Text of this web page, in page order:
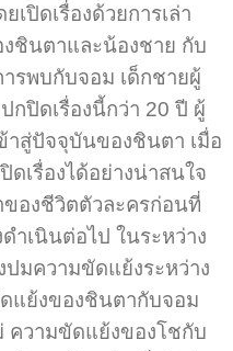
ดเรื่องด้วยการเล่า
งชินตาและน้องชาย กับ
รพบกับจอม เด็กชายผู้
กปิดเรื่องนี้กว่า 20 ปี ผู้
าสู่ปัจจุบันของชินตา เมื่อ
ดเรื่องได้อย่างน่าสนใจ
องชีวิตตัวละครก่อนที่
ำเนินต่อไป ในระหว่าง
ปมความขัดแย้งระหว่าง
ย้งของชินตากับจอม
วามขัดแย้งของโชกับ